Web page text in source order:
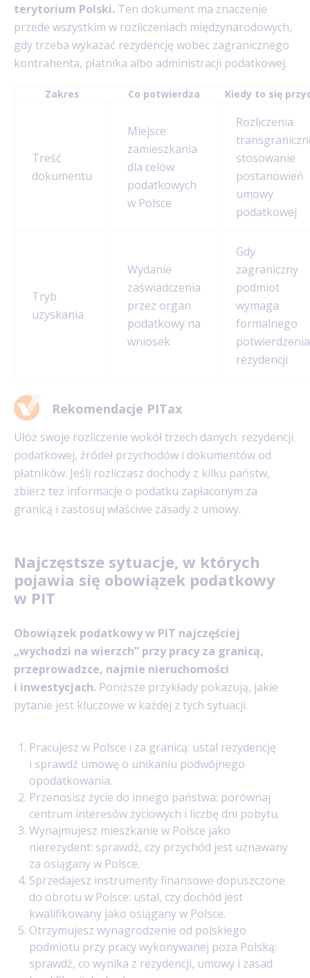
terytorium Polski. Ten dokument ma znaczenie
przede wszystkim w rozliczeniach międzynarodowych,
gdy trzeba wykazać rezydencję wobec zagranicznego
kontrahenta, płatnika albo administracji podatkowej.
Zakres Co potwierdza Kiedy to się
Treść
dokumentu
Miejsce
zamieszkania
dla celów
podatkowych
w Polsce
Rozliczenia
stosowanie
postanowień
umowy
podatkowej
Tryb
uzyskania
Wydanie
zaświadczenia
przez organ
podatkowy na
wniosek
Gdy
zagraniczny
podmiot
wymaga
formalnego
potwierdzenia
rezydencji
Rekomendacje PITax
Ułóż swoje rozliczenie wokół trzech danych: rezydencji
podatkowej, źródeł przychodów i dokumentów od
płatników. Jeśli rozliczasz dochody z kilku państw,
zbierz też informacje o podatku zapłaconym za
granicą i zastosuj właściwe zasady z umowy.
Najczęstsze sytuacje, w których
pojawia się obowiązek podatkowy
w PIT
Obowiązek podatkowy w PIT najczęściej
„wychodzi na wierzch” przy pracy za granicą,
przeprowadzce, najmie nieruchomości
i inwestycjach. Poniższe przykłady pokazują, jakie
pytanie jest kluczowe w każdej z tych sytuacji.
Pracujesz w Polsce i za granicą: ustal rezydencję
i sprawdź umowę o unikaniu podwójnego
opodatkowania.
Przenosisz życie do innego państwa: porównaj
centrum interesów życiowych i liczbę dni pobytu.
Wynajmujesz mieszkanie w Polsce jako
nierezydent: sprawdź, czy przychód jest uznawany
za osiągany w Polsce.
Sprzedajesz instrumenty finansowe dopuszczone
do obrotu w Polsce: ustal, czy dochód jest
kwalifikowany jako osiągany w Polsce.
Otrzymujesz wynagrodzenie od polskiego
podmiotu przy pracy wykonywanej poza Polską:
sprawdź, co wynika z rezydencji, umowy i zasad